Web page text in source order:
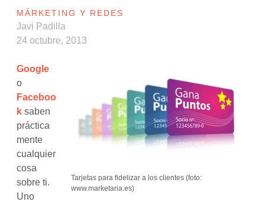
MÁRKETING Y REDES
Javi Padilla
24 octubre, 2013
Tarjetas para fidelizar a los clientes (foto:
www.marketaria.es)
Google
o
Faceboo
k saben
práctica
mente
cualquier
cosa
sobre ti.
Uno